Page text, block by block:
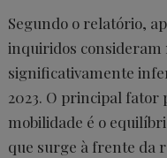
Segundo o relatório,
inquiridos
significativamente
2023. O principal
mobilidade é o
que surge à frente da